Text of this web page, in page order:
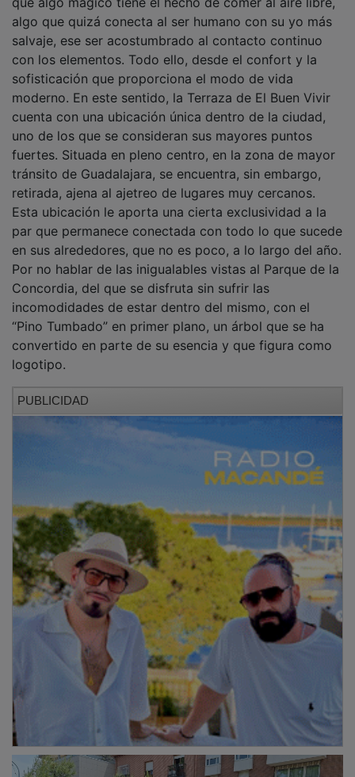
algo que quizá conecta al ser humano con su yo más
salvaje, ese ser acostumbrado al contacto continuo
con los elementos. Todo ello, desde el confort y la
sofisticación que proporciona el modo de vida
moderno. En este sentido, la Terraza de El Buen Vivir
cuenta con una ubicación única dentro de la ciudad,
uno de los que se consideran sus mayores puntos
fuertes. Situada en pleno centro, en la zona de mayor
tránsito de Guadalajara, se encuentra, sin embargo,
retirada, ajena al ajetreo de lugares muy cercanos.
Esta ubicación le aporta una cierta exclusividad a la
par que permanece conectada con todo lo que sucede
en sus alrededores, que no es poco, a lo largo del año.
Por no hablar de las inigualables vistas al Parque de la
Concordia, del que se disfruta sin sufrir las
incomodidades de estar dentro del mismo, con el
“Pino Tumbado” en primer plano, un árbol que se ha
convertido en parte de su esencia y que figura como
logotipo.